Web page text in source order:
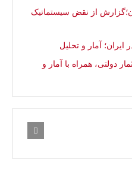
از نقض سیستماتیک
آمار و تحلیل
دولتی، همراه با آمار و